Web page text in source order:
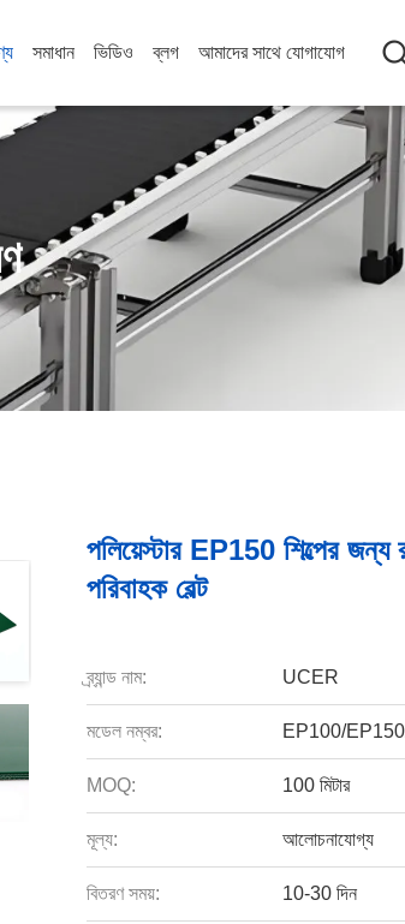
সমাধান ভিডিও ব্লগ আমাদের সাথে যোগাযোগ
পলিয়েস্টার EP150 শিল্পের জন্য
পরিবাহক বেল্ট
ব্র্যান্ড নাম: UCER
মডেল নম্বর: EP100/
MOQ: 100 মিটার
মূল্য: আলোচনাযোগ্য
বিতরণ সময়: 10-30 দিন